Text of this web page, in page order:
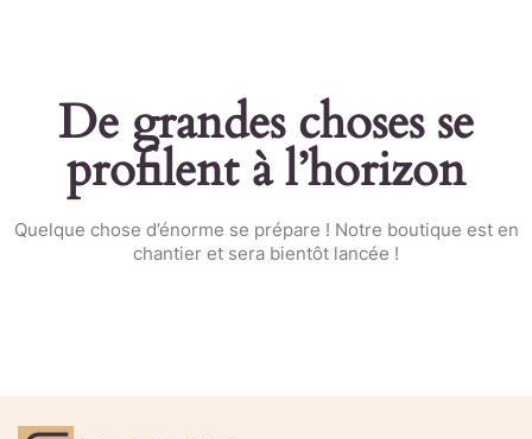
De grandes choses se
profilent à l’horizon
Quelque chose d’énorme se prépare ! Notre boutique est en
chantier et sera bientôt lancée !